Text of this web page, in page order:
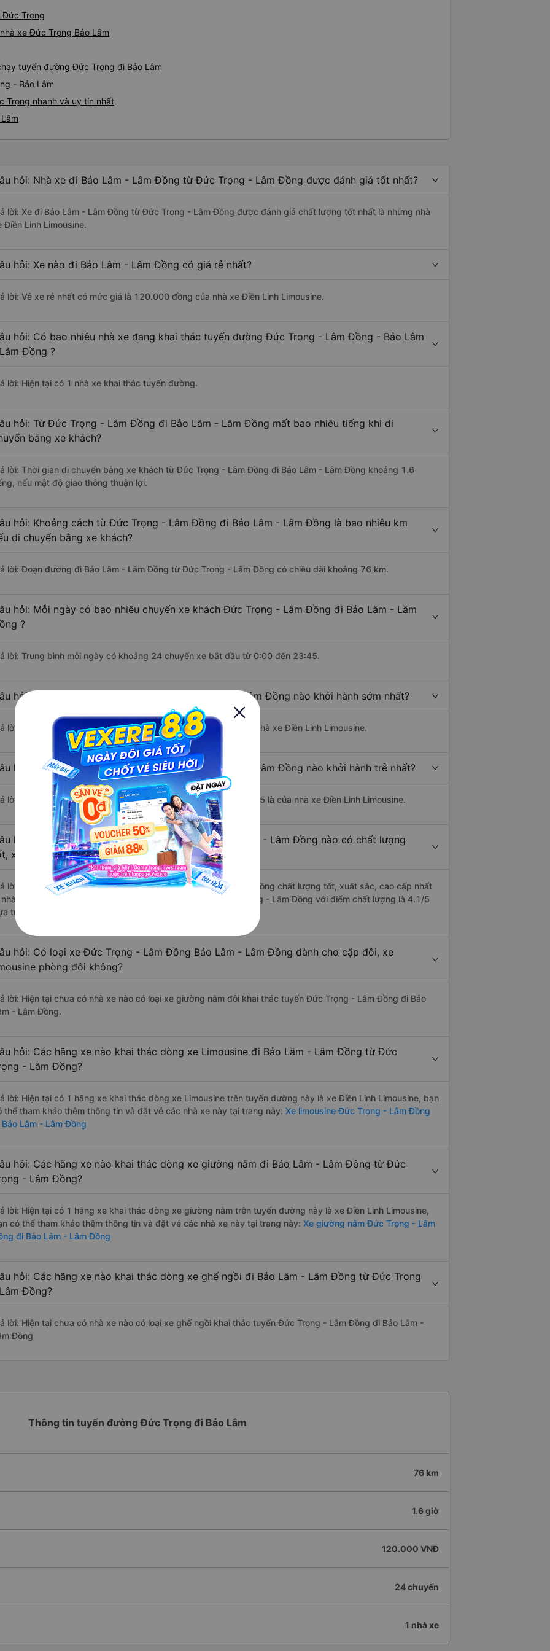
đúng nơi. Tôi thực sự đánh giá cao mọi thứ. Tôi hi vọng được
Đức Trọng
xe Đức Trọng Bảo Lâm
tuyến đường Đức Trọng đi Bảo Lâm
- Bảo Lâm
Trọng nhanh và uy tín nhất
hỏi: Nhà xe đi Bảo Lâm - Lâm Đồng từ Đức Trọng - Lâm Đồng được đánh giá tốt nhất?
lời: Xe đi Bảo Lâm - Lâm Đồng từ Đức Trọng - Lâm Đồng được đánh giá chất lượng tốt nhất là những nhà
Điền Linh Limousine.
hỏi: Xe nào đi Bảo Lâm - Lâm Đồng có giá rẻ nhất?
lời: Vé xe rẻ nhất có mức giá là 120.000 đồng của nhà xe Điền Linh Limousine.
hỏi: Có bao nhiêu nhà xe đang khai thác tuyến đường Đức Trọng - Lâm Đồng - Bảo Lâm
Đồng ?
lời: Hiện tại có 1 nhà xe khai thác tuyến đường.
hỏi: Từ Đức Trọng - Lâm Đồng đi Bảo Lâm - Lâm Đồng mất bao nhiêu tiếng khi di
bằng xe khách?
lời: Thời gian di chuyển bằng xe khách từ Đức Trọng - Lâm Đồng đi Bảo Lâm - Lâm Đồng khoảng 1.6
nếu mật độ giao thông thuận lợi.
hỏi: Khoảng cách từ Đức Trọng - Lâm Đồng đi Bảo Lâm - Lâm Đồng là bao nhiêu km
di chuyển bằng xe khách?
lời: Đoạn đường đi Bảo Lâm - Lâm Đồng từ Đức Trọng - Lâm Đồng có chiều dài khoảng 76 km.
hỏi: Mỗi ngày có bao nhiêu chuyến xe khách Đức Trọng - Lâm Đồng đi Bảo Lâm - Lâm
?
lời: Trung bình mỗi ngày có khoảng 24 chuyến xe bắt đầu từ 0:00 đến 23:45.
hỏi: Nhà xe đi Đức Trọng - Lâm Đồng Bảo Lâm - Lâm Đồng nào khởi hành sớm nhất?
lời: Chuyến xe có giờ xuất phát sớm nhất vào lúc 0:00 là của nhà xe Điền Linh Limousine.
hỏi: Nhà xe đi Bảo Lâm - Lâm Đồng từ Đức Trọng - Lâm Đồng nào khởi hành trễ nhất?
lời: Chuyến xe có giờ xuất phát trễ (muộn) nhất là vào lúc 23:45 là của nhà xe Điền Linh Limousine.
hỏi: Review xe đi Bảo Lâm - Lâm Đồng từ Đức Trọng - Lâm Đồng nào có chất lượng
xuất sắc, cao cấp nhất?
lời: Những hãng xe đi Đức Trọng - Lâm Đồng Bảo Lâm - Lâm Đồng chất lượng tốt, xuất sắc, cao cấp nhất
nhà xe Điền Linh Limousine đi Bảo Lâm - Lâm Đồng từ Đức Trọng - Lâm Đồng với điểm chất lượng là 4.1/5
trên 6354 đánh giá của khách hàng).
hỏi: Có loại xe Đức Trọng - Lâm Đồng Bảo Lâm - Lâm Đồng dành cho cặp đôi, xe
phòng đôi không?
lời: Hiện tại chưa có nhà xe nào có loại xe giường nằm đôi khai thác tuyến Đức Trọng - Lâm Đồng đi Bảo
- Lâm Đồng.
hỏi: Các hãng xe nào khai thác dòng xe Limousine đi Bảo Lâm - Lâm Đồng từ Đức
- Lâm Đồng?
lời: Hiện tại có 1 hãng xe khai thác dòng xe Limousine trên tuyến đường này là xe Điền Linh Limousine, bạn
thể tham khảo thêm thông tin và đặt vé các nhà xe này tại trang này: Xe limousine Đức Trọng - Lâm Đồng
Lâm - Lâm Đồng
hỏi: Các hãng xe nào khai thác dòng xe giường nằm đi Bảo Lâm - Lâm Đồng từ Đức
- Lâm Đồng?
lời: Hiện tại có 1 hãng xe khai thác dòng xe giường nằm trên tuyến đường này là xe Điền Linh Limousine,
có thể tham khảo thêm thông tin và đặt vé các nhà xe này tại trang này: Xe giường nằm Đức Trọng - Lâm
đi Bảo Lâm - Lâm Đồng
hỏi: Các hãng xe nào khai thác dòng xe ghế ngồi đi Bảo Lâm - Lâm Đồng từ Đức Trọng
Đồng?
lời: Hiện tại chưa có nhà xe nào có loại xe ghế ngồi khai thác tuyến Đức Trọng - Lâm Đồng đi Bảo Lâm -
Đồng
Thông tin tuyến đường Đức Trọng đi Bảo Lâm
76 km
1.6 giờ
120.000 VNĐ
24 chuyến
1 nhà xe